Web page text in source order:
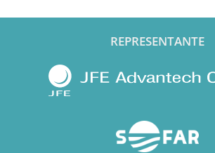
REPRESENTANTE